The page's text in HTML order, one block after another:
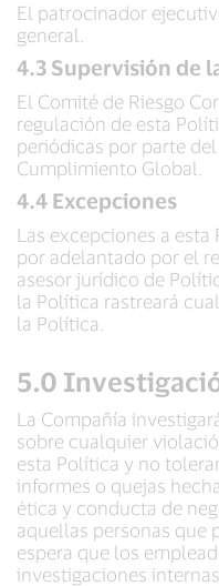
El patrocinador
general.
4.3 Supervisión de
El Comité de Riesgo
regulación de esta
periódicas por parte
Cumplimiento Global.
4.4 Excepciones
Las excepciones a
por adelantado por el
asesor jurídico de
la Política rastreará
la Política.
5.0
La Compañía
sobre cualquier
esta Política y no
informes o quejas
ética y conducta de
aquellas personas que
espera que los
investigaciones